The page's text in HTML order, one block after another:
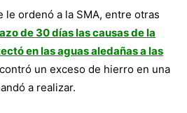
le ordenó a la SMA, entre otras
de 30 días las causas de la
en las aguas aledañas a las
un exceso de hierro en una
a realizar.